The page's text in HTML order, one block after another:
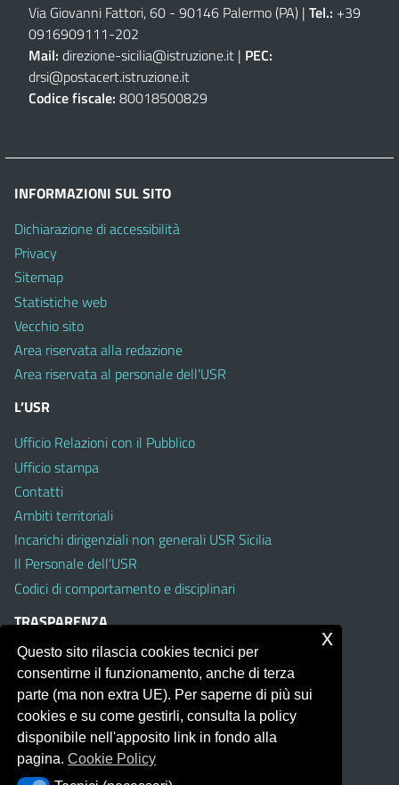
Via Giovanni Fattori, 60 - 90146 Palermo (PA) | Tel.: +39
0916909111-202
Mail: direzione-sicilia@istruzione.it | PEC:
drsi@postacert.istruzione.it
Codice fiscale: 80018500829
INFORMAZIONI SUL SITO
Dichiarazione di accessibilità
Privacy
Sitemap
Statistiche web
Vecchio sito
Area riservata alla redazione
Area riservata al personale dell’USR
L’USR
Ufficio Relazioni con il Pubblico
Ufficio stampa
Contatti
Ambiti territoriali
Incarichi dirigenziali non generali USR Sicilia
Il Personale dell’USR
Codici di comportamento e disciplinari
TRASPARENZA
Albo on line
Amministrazione Trasparente
Pubblici proclami
PTPCT per le Istituzioni scolastiche della Sicilia
Whistleblowing
Obiettivi di Accessibilità
Questo sito rilascia cookies tecnici per
consentirne il funzionamento, anche di terza
parte (ma non extra UE). Per saperne di più sui
cookies e su come gestirli, consulta la policy
disponibile nell'apposito link in fondo alla
pagina.Cookie Policy
x